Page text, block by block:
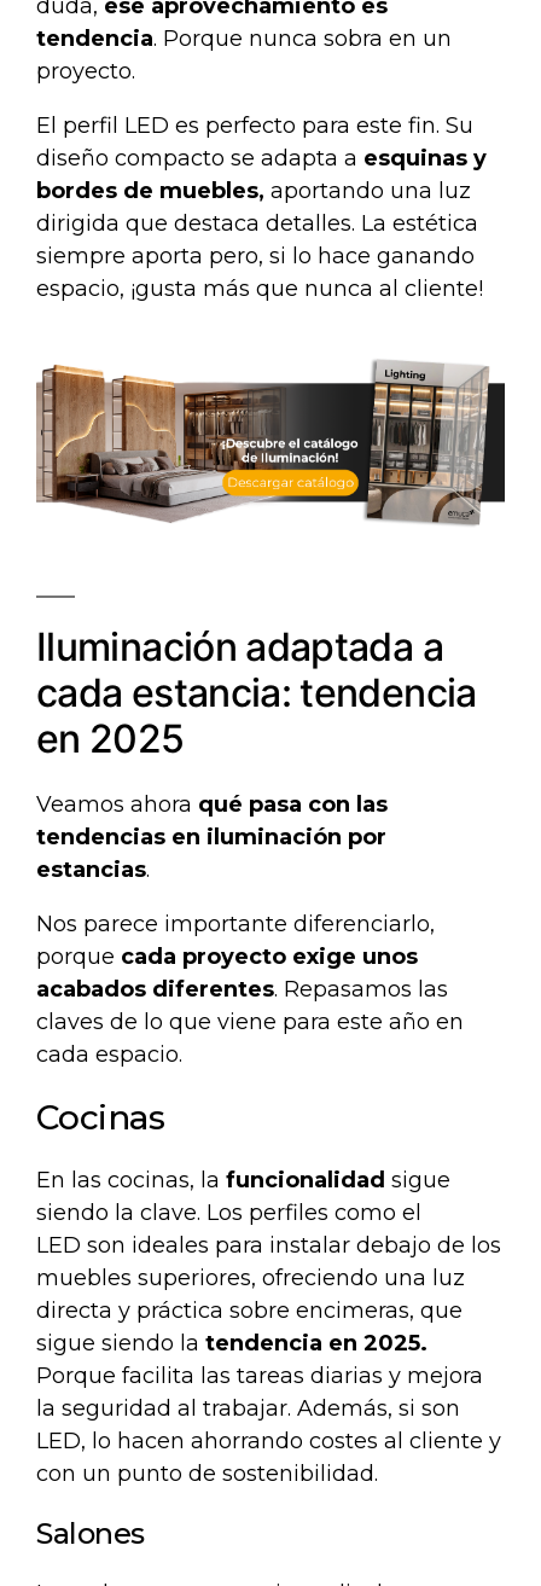
duda, ese aprovechamiento es
tendencia. Porque nunca sobra en un
proyecto.
El perfil LED es perfecto para este fin. Su
diseño compacto se adapta a esquinas y
bordes de muebles, aportando una luz
dirigida que destaca detalles. La estética
siempre aporta pero, si lo hace ganando
espacio, ¡gusta más que nunca al cliente!
Iluminación adaptada a
cada estancia: tendencia
en 2025
Veamos ahora qué pasa con las
tendencias en iluminación por
estancias.
Nos parece importante diferenciarlo,
porque cada proyecto exige unos
acabados diferentes. Repasamos las
claves de lo que viene para este año en
cada espacio.
Cocinas
En las cocinas, la funcionalidad sigue
siendo la clave. Los perfiles como el
LED son ideales para instalar debajo de los
muebles superiores, ofreciendo una luz
directa y práctica sobre encimeras, que
sigue siendo la tendencia en 2025.
Porque facilita las tareas diarias y mejora
la seguridad al trabajar. Además, si son
LED, lo hacen ahorrando costes al cliente y
con un punto de sostenibilidad.
Salones